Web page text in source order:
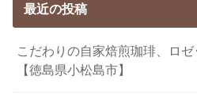
最近の投稿
こだわりの自家焙煎珈琲、ロ
【徳島県小松島市】